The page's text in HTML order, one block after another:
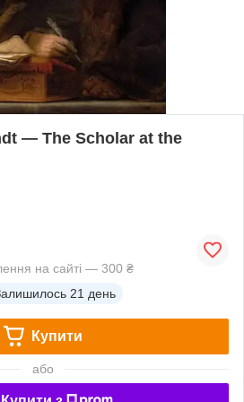
— The Scholar at the
на сайті — 300 ₴
21 день
Купити
або